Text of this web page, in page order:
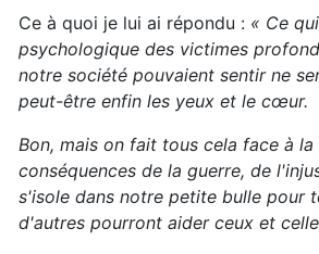
Ce à quoi je lui ai répondu : « Ce
psychologique des victimes
notre société pouvaient sentir ne
peut-être enfin les yeux et le cœur.
Bon, mais on fait tous cela face à
conséquences de la guerre, de
s'isole dans notre petite bulle pour
d'autres pourront aider ceux et